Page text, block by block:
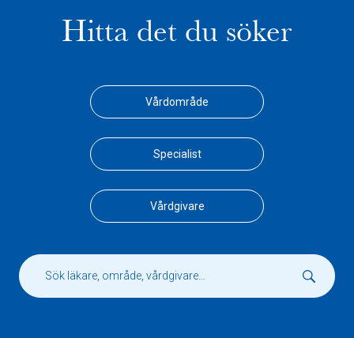
Hitta det du söker
Vårdområde
Specialist
Vårdgivare